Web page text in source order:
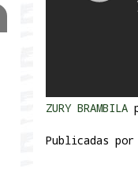
ZURY BRAMBILA
Publicadas por